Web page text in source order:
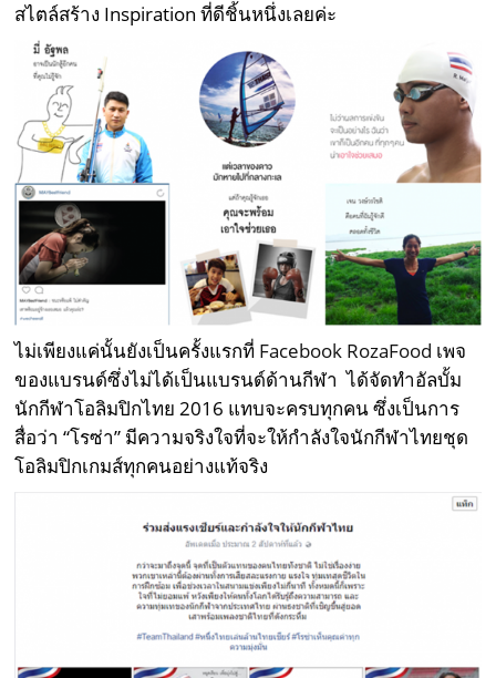
สไตล์สร้าง Inspiration ที่ดีชิ้นหนึ่งเลยค่ะ
ไม่เพียงแค่นั้นยังเป็นครั้งแรกที่ Facebook RozaFood เพจ
ของแบรนด์ซึ่งไม่ได้เป็นแบรนด์ด้านกีฬา ได้จัดทำอัลบั้ม
นักกีฬาโอลิมปิกไทย 2016 แทบจะครบทุกคน ซึ่งเป็นการ
สื่อว่า “โรซ่า” มีความจริงใจที่จะให้กำลังใจนักกีฬาไทยชุด
โอลิมปิกเกมส์ทุกคนอย่างแท้จริง